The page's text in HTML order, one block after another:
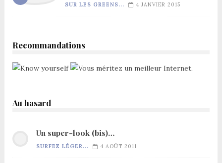
SUR LES GREENS... 4 JANVIER 2015
Recommandations
Au hasard
Un super-look (bis)…
SURFEZ LÉGER... 4 AOÛT 2011